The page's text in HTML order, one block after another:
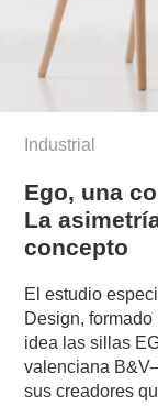
Industrial
Ego, una
La
concepto
El estudio
Design,
idea las sillas
valenciana
sus creadores